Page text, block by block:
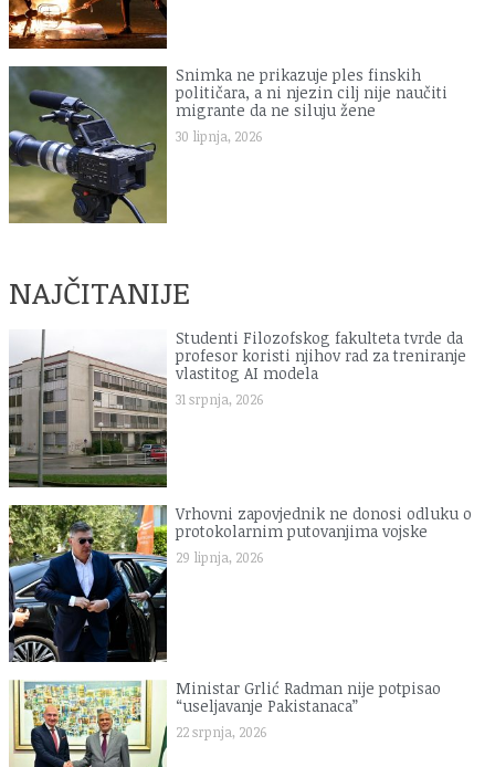
Snimka ne prikazuje ples finskih
političara, a ni njezin cilj nije naučiti
migrante da ne siluju žene
30 lipnja, 2026
NAJČITANIJE
Studenti Filozofskog fakulteta tvrde da
profesor koristi njihov rad za treniranje
vlastitog AI modela
31 srpnja, 2026
Vrhovni zapovjednik ne donosi odluku o
protokolarnim putovanjima vojske
29 lipnja, 2026
Ministar Grlić Radman nije potpisao
“useljavanje Pakistanaca”
22 srpnja, 2026